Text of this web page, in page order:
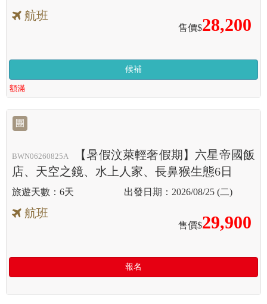
航班
售價$28,200
候補
額滿
團
BWN06260825A
【暑假汶萊輕奢假期】六星帝國飯
店、天空之鏡、水上人家、長鼻猴生態6日
6天 2026/08/25 (二)
航班
售價$29,900
報名